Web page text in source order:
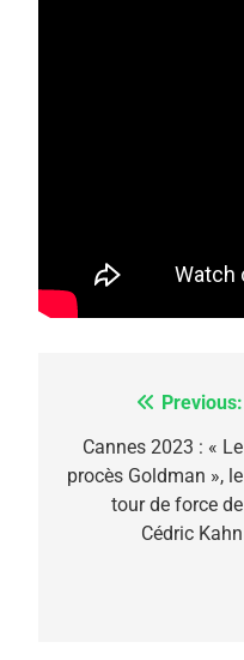
Navigation
de
l’article
Previous:
Cannes 2023 : « Le
procès Goldman », le
tour de force de
Cédric Kahn